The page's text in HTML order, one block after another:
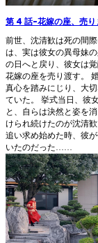
第 4 話-花嫁の座、売り
前世、沈清歓は死の間
は、実は彼女の異母妹
の日へと戻り、彼女は
花嫁の座を売り渡す。
真心を踏みにじり、大
ていた。 挙式当日、彼
と、自らは決然と姿を
けられ続けたのが沈清
追い求め始めた時、彼
いたのだった……